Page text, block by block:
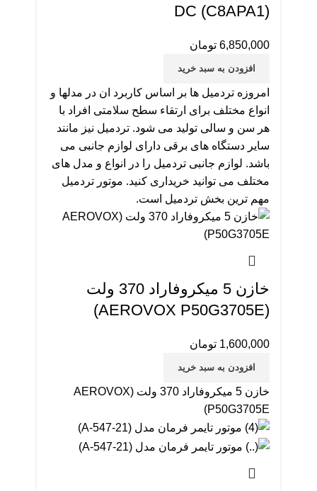
DC (C8APA1)
6,850,000 تومان
افزودن به سبد خرید
امروزه تردمیل ها بر اساس کاربرد ان در مدلها و
انواع مختلف برای ارتقاء سطح سلامتی افراد با
هر سن و سالی تولید می شود. تردمیل نیز مانند
سایر دستگاه های برقی دارای لوازم جانبی می
باشد. لوازم جانبی تردمیل را در انواع و مدل های
مختلف می توانید خریداری کنید. موتور تردمیل
مهم ترین بخش تردمیل است.
خازن 5 میکروفاراد 370 ولت
(AEROVOX P50G3705E)
1,600,000 تومان
افزودن به سبد خرید
خازن 5 میکروفاراد 370 ولت (AEROVOX
P50G3705E)